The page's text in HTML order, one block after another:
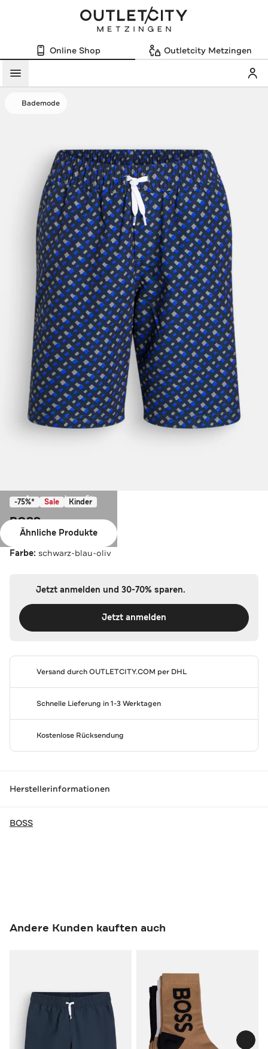
Online Shop Outletcity Metzingen
Menü
Bademode
Ausverkauft
Ähnliche Produkte
-75%* Sale Kinder
BOSS
Badeshorts gemustert
Farbe: schwarz-blau-oliv
Jetzt anmelden und 30-70% sparen.
Jetzt anmelden
Versand durchOUTLETCITY.COM per DHL
Schnelle Lieferung in 1-3 Werktagen
Kostenlose Rücksendung
Herstellerinformationen
BOSS
Andere Kunden kauften auch